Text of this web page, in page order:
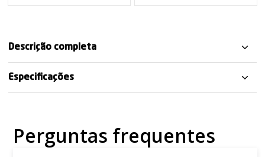
Descrição completa
Especificações
Perguntas frequentes